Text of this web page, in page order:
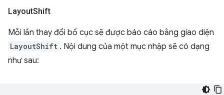
LayoutShift
Mỗi lần thay đổi bố cục sẽ được báo cáo bằng giao diện
LayoutShift . Nội dung của một mục nhập sẽ có dạng
như sau: